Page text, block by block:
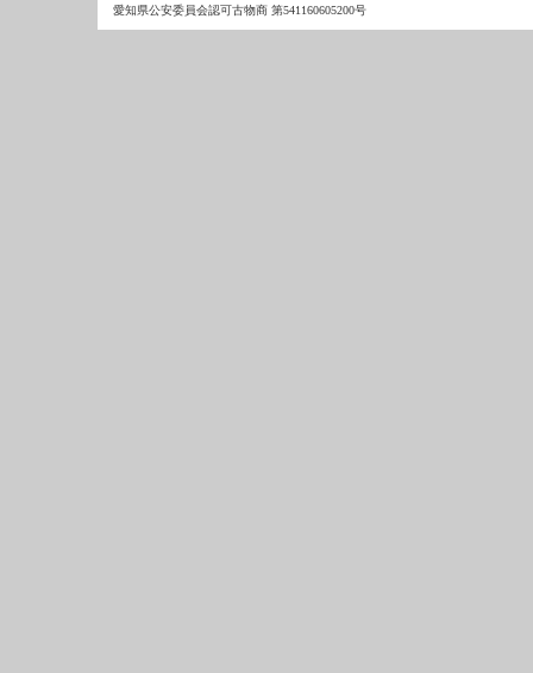
愛知県公安委員会認可古物商 第541160605200号